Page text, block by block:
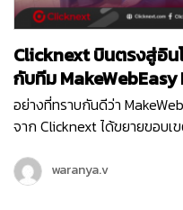
Clicknext บินตรงสู่อิน
กับทีม
อย่างที่ทราบกันดีว่า
จาก Clicknext ได้ขยายขอบเ
และการลงทุนดาวเด่นของ
ปี 2564 จนปัจจุบันเข้าปีที่ 3 ที
waranya.v